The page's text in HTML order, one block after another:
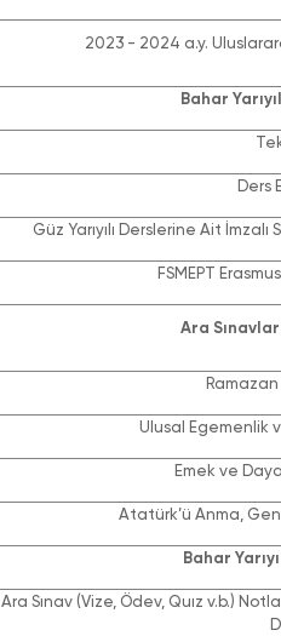
2023 - 2024 a.y.
Bahar
Ders
Güz Yarıyılı Derslerine Ait
FSMEPT
Ara
Ramazan
Ulusal Egemenlik
Emek ve
Atatürk’ü Anma,
Bahar
Ara Sınav (Vize, Ödev, Quız v.b.)